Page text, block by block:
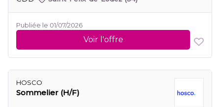
Publiée le 01/07/2026
Voir l'offre
HOSCO
Sommelier (H/F)